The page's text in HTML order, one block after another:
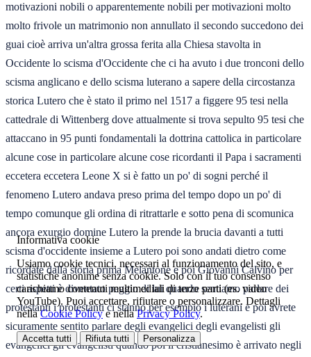
motivazioni nobili o apparentemente nobili per motivazioni molto
molto frivole un matrimonio non annullato il secondo succedono dei
guai cioè arriva un'altra grossa ferita alla Chiesa stavolta in
Occidente lo scisma d'Occidente che ci ha avuto i due tronconi dello
scisma anglicano e dello scisma luterano a sapere della circostanza
storica Lutero che è stato il primo nel 1517 a figgere 95 tesi nella
cattedrale di Wittenberg dove attualmente si trova sepulto 95 tesi che
attaccano in 95 punti fondamentali la dottrina cattolica in particolare
alcune cose in particolare alcune cose ricordanti il Papa i sacramenti
eccetera eccetera Leone X si è fatto un po' di sogni perché il
fenomeno Lutero andava preso prima del tempo dopo un po' di
tempo comunque gli ordina di ritrattarle e sotto pena di scomunica
ancora exurgio domine Lutero la prende la brucia davanti a tutti
scisma d'occidente insieme a Lutero poi sono andati dietro come
ricordate dalla storia prima Melantone e poi Giovanni Calvino per
certi aspetti è diventato peggio di lui quando sentiamo parlare dei
protestanti i protestanti ci stanno per esempio i luterani e poi avrete
sicuramente sentito parlare degli evangelici degli evangelisti gli
evangelici gli evangelisti quando poi il cristianesimo è arrivato negli
Informativa cookie
Usiamo cookie tecnici, necessari al funzionamento del sito, e
statistiche anonime senza cookie. Solo con il tuo consenso
carichiamo contenuti multimediali di terze parti (es. video
YouTube). Puoi accettare, rifiutare o personalizzare. Dettagli
nellaCookie Policye nellaPrivacy Policy.
Accetta tutti Rifiuta tutti Personalizza